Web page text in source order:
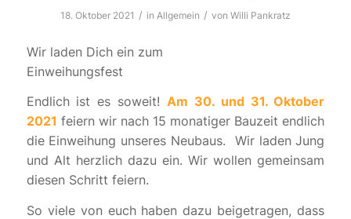
18. Oktober 2021 / in Allgemein / von Willi Pankratz
Wir laden Dich ein zum
Einweihungsfest
Endlich ist es soweit! Am 30. und 31. Oktober
2021 feiern wir nach 15 monatiger Bauzeit endlich
die Einweihung unseres Neubaus. Wir laden Jung
und Alt herzlich dazu ein. Wir wollen gemeinsam
diesen Schritt feiern.
So viele von euch haben dazu beigetragen, dass